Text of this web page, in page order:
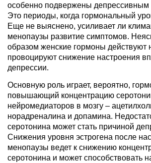
особенно подвержены депрессивным
Это периоды, когда гормональный
Еще не выяснено, усиливает ли
менопаузы развитие симптомов.
образом женские гормоны действуют
провоцируют снижение настроения
депрессии.
Основную роль играет, вероятно,
повышающий концентрацию
нейромедиаторов в мозгу –
норадреналина и допамина.
серотонина может стать причиной
Снижения уровня эстрогена после
менопаузы ведет к снижению
серотонина и может способствовать